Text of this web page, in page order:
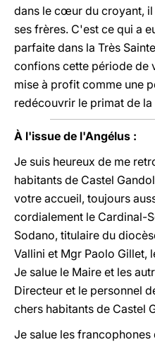
dans le cœur du croyant,
ses frères. C'est ce qui a
parfaite dans la Très
confions cette période de
mise à profit comme une
redécouvrir le primat de
À l'issue de l'Angélus :
Je suis heureux de me
habitants de Castel
votre accueil, toujours
cordialement le Cardinal-
Sodano, titulaire du
Vallini et Mgr Paolo Gillet,
Je salue le Maire et les
Directeur et le personnel
chers habitants de Castel
Je salue les